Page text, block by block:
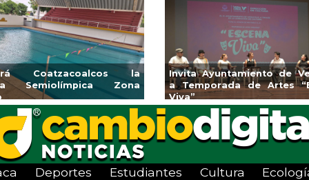
Aplicará CMAS el Programa de
Tandeo durante agosto
Guarniciones y
colonia El Mango en
Deportes Estudiantes Cultura